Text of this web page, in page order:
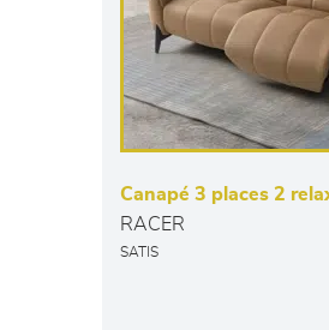
Canapé 3 places 2
RACER
SATIS